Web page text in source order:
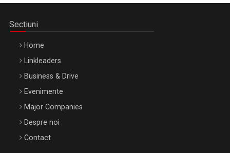
Be Inspired. Make it Happen!, ARTEMIS LETO, ORADEA, 8
Octombrie
Sectiuni
Home
Linkleaders
Business & Drive
Evenimente
Major Companies
Despre noi
Contact